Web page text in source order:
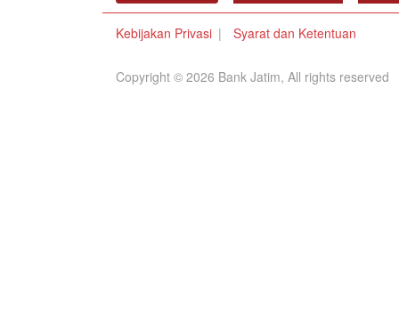
Kebijakan Privasi Syarat dan Ketentuan
Copyright © 2026 Bank Jatim, All rights reserved